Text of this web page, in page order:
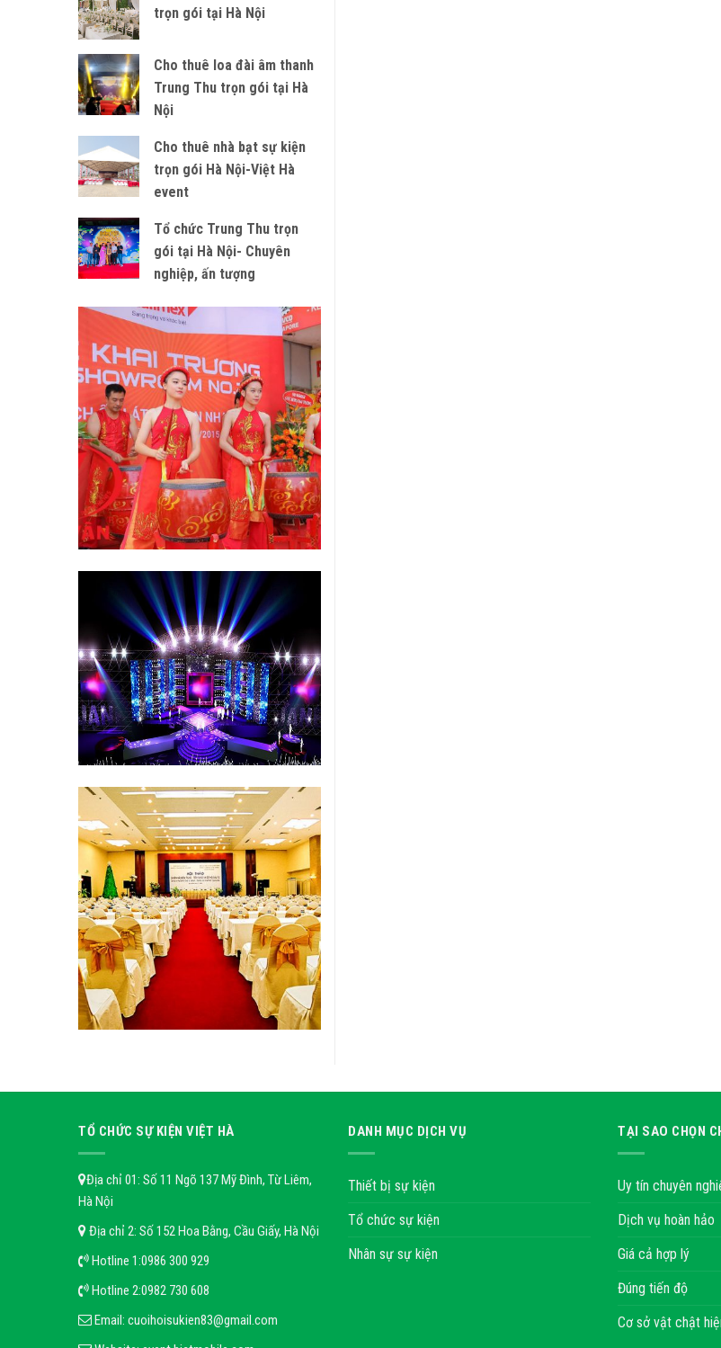
trọn gói tại Hà Nội
Cho thuê loa đài âm thanh
Trung Thu trọn gói tại Hà
Nội
Cho thuê nhà bạt sự kiện
trọn gói Hà Nội-Việt Hà
event
Tổ chức Trung Thu trọn
gói tại Hà Nội- Chuyên
nghiệp, ấn tượng
TỔ CHỨC SỰ KIỆN VIỆT HÀ
Địa chỉ 01: Số 11 Ngõ 137 Mỹ Đình, Từ Liêm,
Hà Nội
Địa chỉ 2: Số 152 Hoa Bằng, Cầu Giấy, Hà Nội
Hotline 1:0986 300 929
Hotline 2:0982 730 608
Email: cuoihoisukien83@gmail.com
DANH MỤC DỊCH VỤ
Thiết bị sự kiện
Tổ chức sự kiện
Nhân sự sự kiện
TẠI SAO CHỌN
Uy tín chuyên
Dịch vụ hoàn hảo
Giá cả hợp lý
Đúng tiến độ
Cơ sở vật chật